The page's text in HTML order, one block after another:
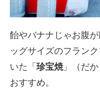
飴やバナナじゃお腹
ッグサイズのフラン
いた「 珍宝焼 」（だ
おすすめ。